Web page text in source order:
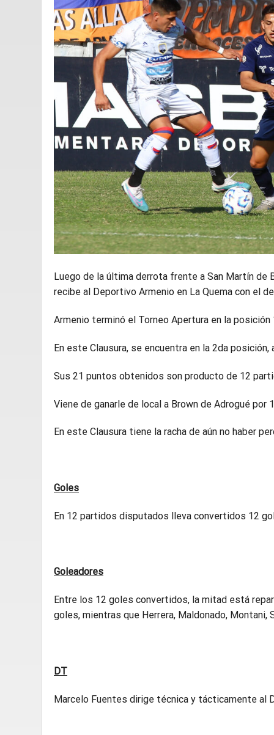
Luego de la última derrota frente a San Martín de
recibe al Deportivo Armenio en La Quema con el
Armenio terminó el Torneo Apertura en la posición
En este Clausura, se encuentra en la 2da
Sus 21 puntos obtenidos son producto de 12
Viene de ganarle de local a Brown de Adrogué por
En este Clausura tiene la racha de aún no haber
Goles
En 12 partidos disputados lleva convertidos 12
Goleadores
Entre los 12 goles convertidos, la mitad está
goles, mientras que Herrera, Maldonado, Montani,
DT
Marcelo Fuentes dirige técnica y tácticamente al